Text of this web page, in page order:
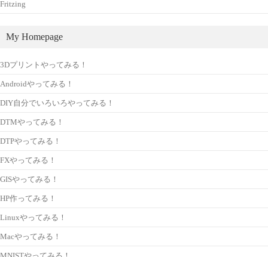
Fritzing
My Homepage
3Dプリントやってみる！
Androidやってみる！
DIY自分でいろいろやってみる！
DTMやってみる！
DTPやってみる！
FXやってみる！
GISやってみる！
HP作ってみる！
Linuxやってみる！
Macやってみる！